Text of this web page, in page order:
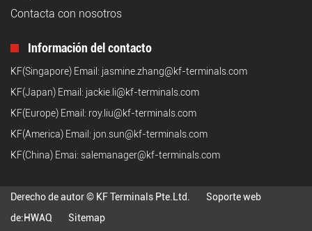
Contacta con nosotros
Información del contacto
KF(Singapore) Email: jasmine.zhang@kf-terminals.com
KF(Japan) Email: jackie.li@kf-terminals.com
KF(Europe) Email: roy.liu@kf-terminals.com
KF(America) Email: jon.sun@kf-terminals.com
KF(China) Emai: salemanager@kf-terminals.com
Derecho de autor © KF Terminals Pte.Ltd.
Soporte web
de:HWAQ Sitemap